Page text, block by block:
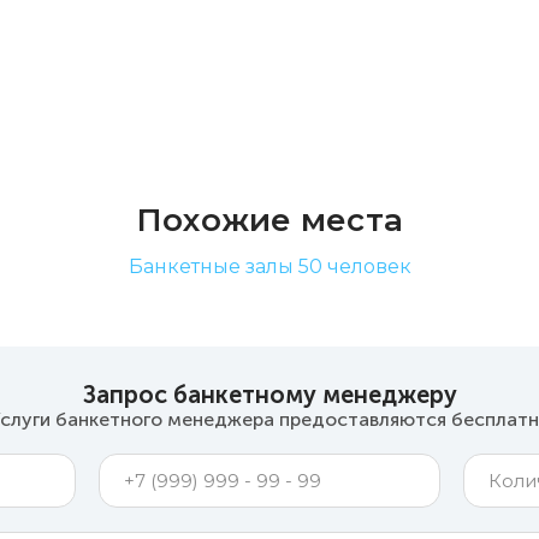
Похожие места
Банкетные залы 50 человек
Запрос банкетному менеджеру
банкетного менеджера предоставляются